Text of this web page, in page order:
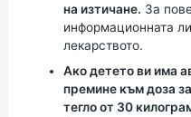
на изтичане. За
информационната
лекарството.
Ако детето ви има
премине към доза
тегло от 30